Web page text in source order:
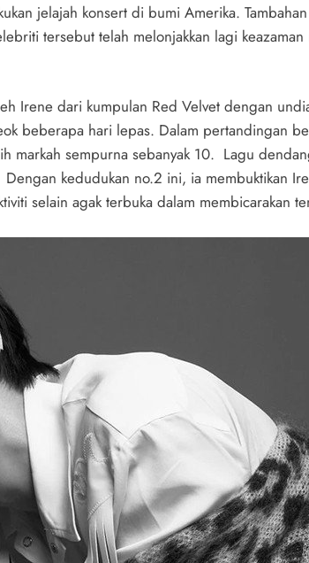
jelajah konsert di bumi Amerika.
tersebut telah melonjakkan lagi keazaman
Irene dari kumpulan Red Velvet dengan
beberapa hari lepas. Dalam pertandingan
markah sempurna sebanyak 10. Lagu
kedudukan no.2 ini, ia membuktikan
selain agak terbuka dalam membicarakan